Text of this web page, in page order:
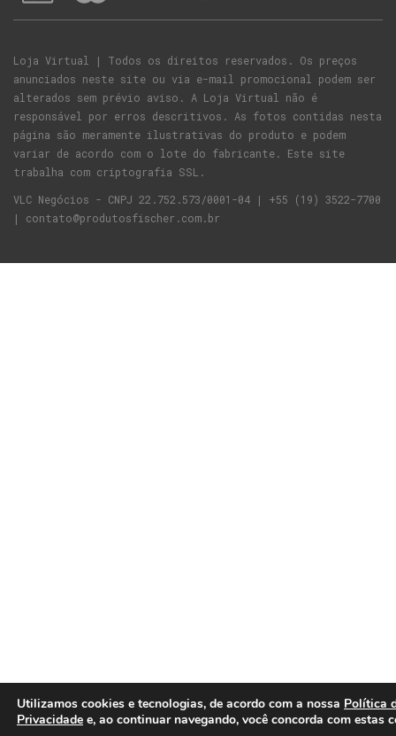
Loja Virtual | Todos os direitos reservados. Os preços
anunciados neste site ou via e-mail promocional podem ser
alterados sem prévio aviso. A Loja Virtual não é
responsável por erros descritivos. As fotos contidas nesta
página são meramente ilustrativas do produto e podem
variar de acordo com o lote do fabricante. Este site
trabalha com criptografia SSL.
VLC Negócios - CNPJ 22.752.573/0001-04 | +55 (19) 3522-7700
| contato@produtosfischer.com.br
Utilizamos cookies e tecnologias, de acordo com a nossa Política
Privacidade e, ao continuar navegando, você concorda com estas